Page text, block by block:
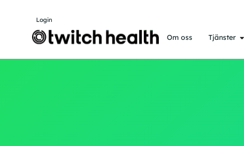
Login
Om oss Tjänster